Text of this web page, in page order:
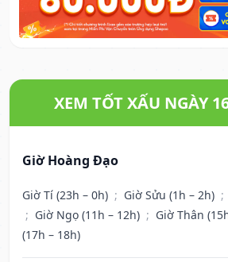
XEM TỐT XẤU NGÀY
Giờ Hoàng Đạo
Giờ Tí (23h – 0h) ; Giờ Sửu (1h – 2h) ;
; Giờ Ngọ (11h – 12h) ; Giờ Thân
(17h – 18h)